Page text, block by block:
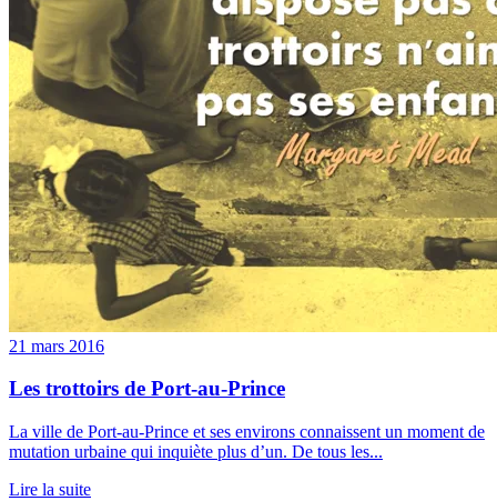
21 mars 2016
Les trottoirs de Port-au-Prince
La ville de Port-au-Prince et ses environs connaissent un moment de
mutation urbaine qui inquiète plus d’un. De tous les...
Lire la suite